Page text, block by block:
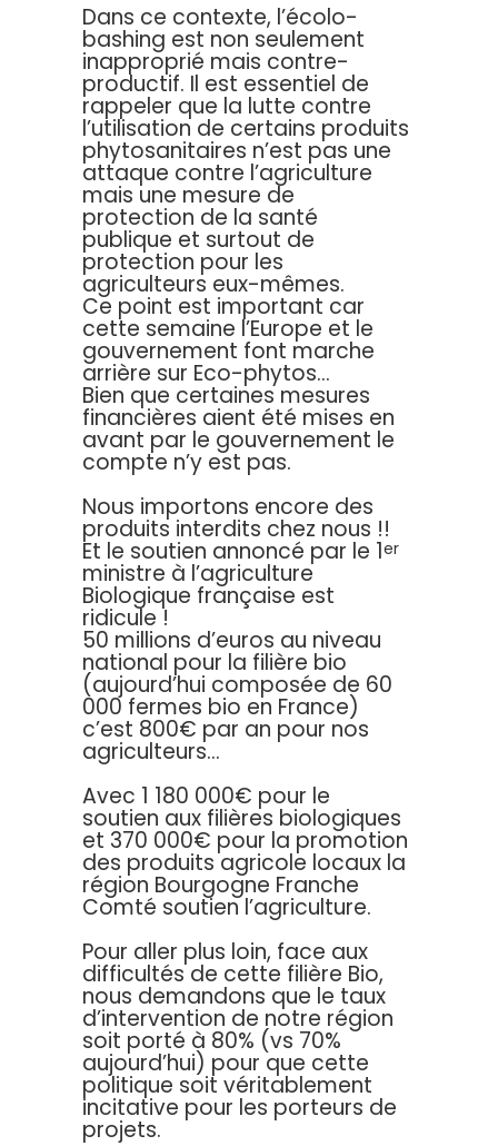
Dans ce contexte, l’écolo-
bashing est non seulement
inapproprié mais contre-
productif. Il est essentiel de
rappeler que la lutte contre
l’utilisation de certains produits
phytosanitaires n’est pas une
attaque contre l’agriculture
mais une mesure de
protection de la santé
publique et surtout de
protection pour les
agriculteurs eux-mêmes.
Ce point est important car
cette semaine l’Europe et le
gouvernement font marche
arrière sur Eco-phytos…
Bien que certaines mesures
financières aient été mises en
avant par le gouvernement le
compte n’y est pas.
Nous importons encore des
produits interdits chez nous !!
Et le soutien annoncé par le 1er
ministre à l’agriculture
Biologique française est
ridicule !
50 millions d’euros au niveau
national pour la filière bio
(aujourd’hui composée de 60
000 fermes bio en France)
c’est 800€ par an pour nos
agriculteurs…
Avec 1 180 000€ pour le
soutien aux filières biologiques
et 370 000€ pour la promotion
des produits agricole locaux la
région Bourgogne Franche
Comté soutien l’agriculture.
Pour aller plus loin, face aux
difficultés de cette filière Bio,
nous demandons que le taux
d’intervention de notre région
soit porté à 80% (vs 70%
aujourd’hui) pour que cette
politique soit véritablement
incitative pour les porteurs de
projets.